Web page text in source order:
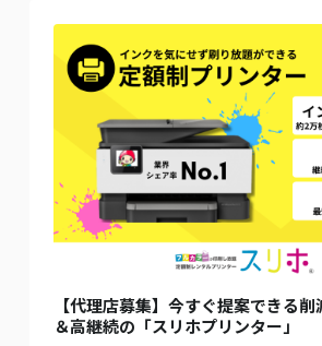
【代理店募集】今すぐ提案できる
＆高継続の「スリホプリンター」